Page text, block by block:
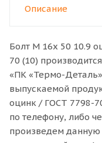
Описание
Болт M 16x 50 10.9
70 (10)
«ПК «Термо-
выпускаемой
оцинк / ГОСТ 7798-
по телефону, либо
произведем